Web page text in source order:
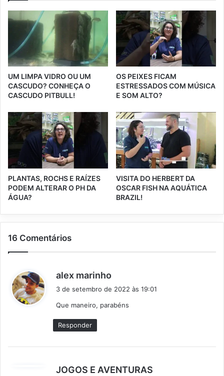
UM LIMPA VIDRO OU UM
CASCUDO? CONHEÇA O
CASCUDO PITBULL!
OS PEIXES FICAM
ESTRESSADOS COM MÚSICA
E SOM ALTO?
PLANTAS, ROCHS E RAÍZES
PODEM ALTERAR O PH DA
ÁGUA?
VISITA DO HERBERT DA
OSCAR FISH NA AQUÁTICA
BRAZIL!
16 Comentários
alex marinho
s
3 de setembro de 2022 às 19:01
Que maneiro, parabéns
Responder
JOGOS E AVENTURAS